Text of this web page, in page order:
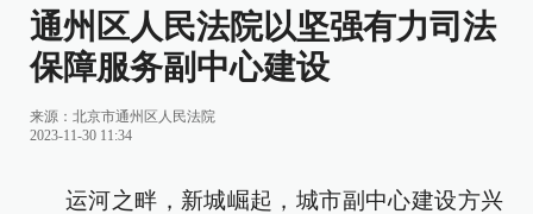
通州区人民法院以坚强有力司法
保障服务副中心建设
来源：北京市通州区人民法院
2023-11-30 11:34
运河之畔，新城崛起，城市副中心建设方兴